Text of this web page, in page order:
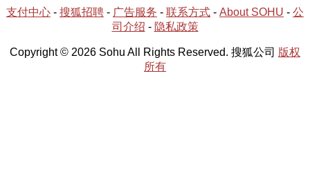
支付中心 - 搜狐招聘 - 广告服务 - 联系方式 - About SOHU - 公
司介绍 - 隐私政策
Copyright © 2026 Sohu All Rights Reserved. 搜狐公司 版权
所有